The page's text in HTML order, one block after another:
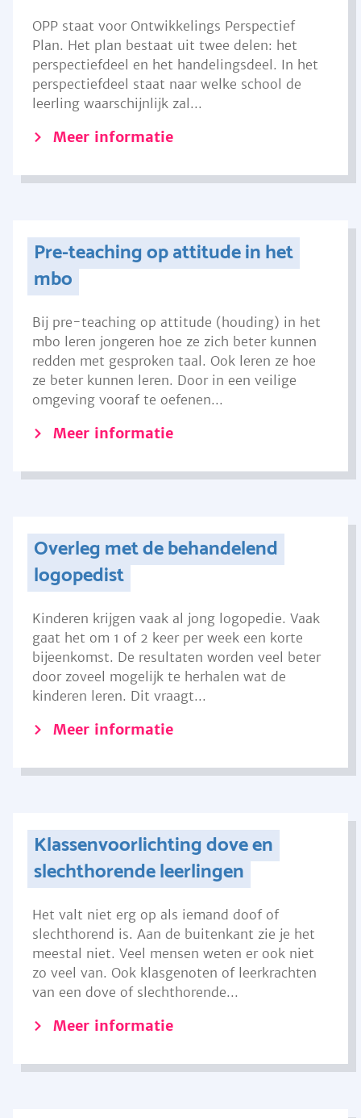
OPP staat voor Ontwikkelings Perspectief
Plan. Het plan bestaat uit twee delen: het
perspectiefdeel en het handelingsdeel. In het
perspectiefdeel staat naar welke school de
leerling waarschijnlijk zal...
Meer informatie
Pre-teaching op attitude in het
mbo
Bij pre-teaching op attitude (houding) in het
mbo leren jongeren hoe ze zich beter kunnen
redden met gesproken taal. Ook leren ze hoe
ze beter kunnen leren. Door in een veilige
omgeving vooraf te oefenen...
Meer informatie
Overleg met de behandelend
logopedist
Kinderen krijgen vaak al jong logopedie. Vaak
gaat het om 1 of 2 keer per week een korte
bijeenkomst. De resultaten worden veel beter
door zoveel mogelijk te herhalen wat de
kinderen leren. Dit vraagt...
Meer informatie
Klassenvoorlichting dove en
slechthorende leerlingen
Het valt niet erg op als iemand doof of
slechthorend is. Aan de buitenkant zie je het
meestal niet. Veel mensen weten er ook niet
zo veel van. Ook klasgenoten of leerkrachten
van een dove of slechthorende...
Meer informatie